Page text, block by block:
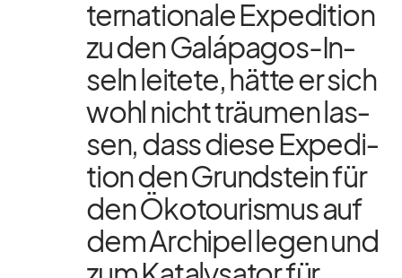
ter­na­tio­nale Ex­pe­di­tion
zu den Galá­pa­gos-In­
seln lei­tete, hätte er sich
wohl nicht träu­men las­
sen, dass diese Ex­pe­di­
tion den Grund­stein für
den Öko­tou­ris­mus auf
dem Ar­chi­pel le­gen und